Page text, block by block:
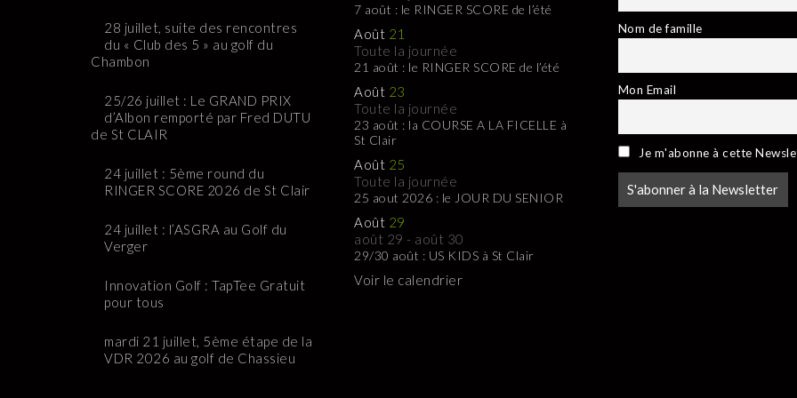
28 juillet, suite des rencontres
du « Club des 5 » au golf du
Chambon
25/26 juillet : Le GRAND PRIX
d’Albon remporté par Fred DUTU
de St CLAIR
24 juillet : 5ème round du
RINGER SCORE 2026 de St Clair
24 juillet : l’ASGRA au Golf du
Verger
Innovation Golf : TapTee Gratuit
pour tous
mardi 21 juillet, 5ème étape de la
VDR 2026 au golf de Chassieu
7 août : le RINGER SCORE de l’été
Août 21
Toute la journée
21 août : le RINGER SCORE de l’été
Août 23
Toute la journée
23 août : la COURSE A LA FICELLE à
St Clair
Août 25
Toute la journée
25 aout 2026 : le JOUR DU SENIOR
Août 29
août 29 - août 30
29/30 août : US KIDS à St Clair
Voir le calendrier
Nom de famille
Mon Email
Je m'abonne à cette